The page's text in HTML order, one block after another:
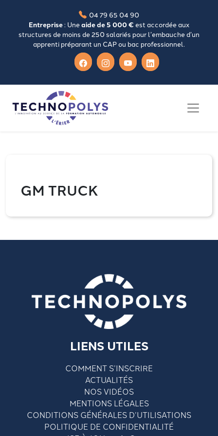
04 79 65 04 90
Entreprise: Uneaide de 5 000 € est accordée aux
structures de moins de 250 salariés pour l’embauche d’un
apprenti préparant un CAP ou bac professionnel.
GM TRUCK
LIENS UTILES
COMMENT S’INSCRIRE
ACTUALITÉS
NOS VIDÉOS
MENTIONS LÉGALES
CONDITIONS GÉNÉRALES D’UTILISATIONS
POLITIQUE DE CONFIDENTIALITÉ